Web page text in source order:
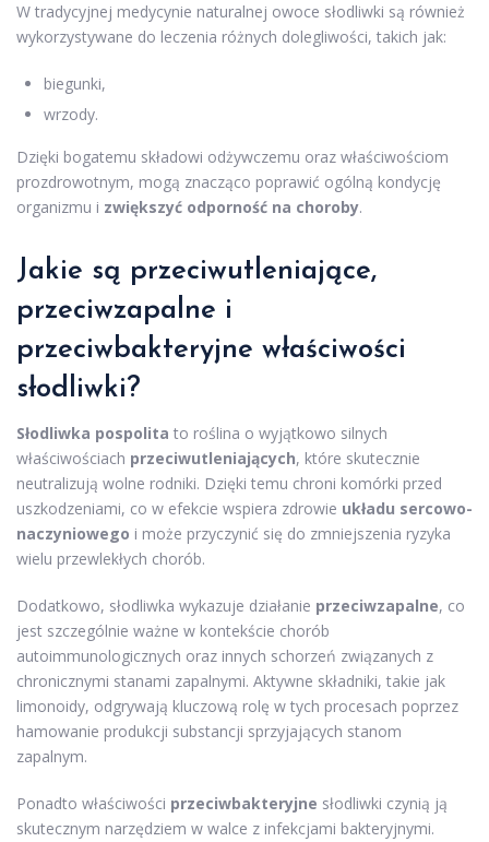
W tradycyjnej medycynie naturalnej owoce słodliwki są również
wykorzystywane do leczenia różnych dolegliwości, takich jak:
biegunki,
wrzody.
Dzięki bogatemu składowi odżywczemu oraz właściwościom
prozdrowotnym, mogą znacząco poprawić ogólną kondycję
organizmu i zwiększyć odporność na choroby.
Jakie są przeciwutleniające,
przeciwzapalne i
przeciwbakteryjne właściwości
słodliwki?
Słodliwka pospolita to roślina o wyjątkowo silnych
właściwościach przeciwutleniających, które skutecznie
neutralizują wolne rodniki. Dzięki temu chroni komórki przed
uszkodzeniami, co w efekcie wspiera zdrowie układu sercowo-
naczyniowego i może przyczynić się do zmniejszenia ryzyka
wielu przewlekłych chorób.
Dodatkowo, słodliwka wykazuje działanie przeciwzapalne, co
jest szczególnie ważne w kontekście chorób
autoimmunologicznych oraz innych schorzeń związanych z
chronicznymi stanami zapalnymi. Aktywne składniki, takie jak
limonoidy, odgrywają kluczową rolę w tych procesach poprzez
hamowanie produkcji substancji sprzyjających stanom
zapalnym.
Ponadto właściwości przeciwbakteryjne słodliwki czynią ją
skutecznym narzędziem w walce z infekcjami bakteryjnymi.